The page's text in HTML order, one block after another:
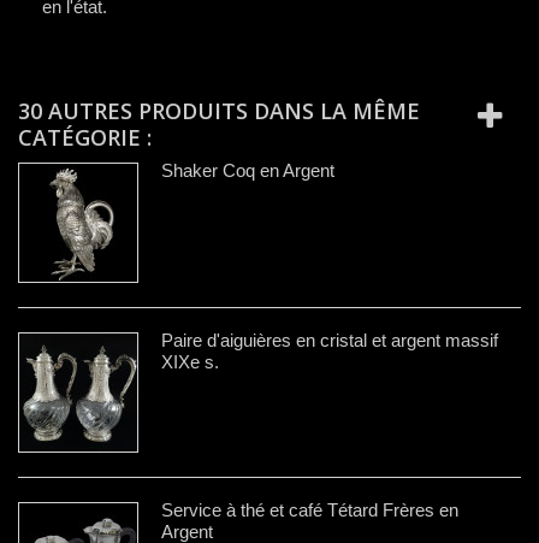
en l'état.
30 AUTRES PRODUITS DANS LA MÊME
CATÉGORIE :
Shaker Coq en Argent
Paire d'aiguières en cristal et argent massif
XIXe s.
Service à thé et café Tétard Frères en
Argent